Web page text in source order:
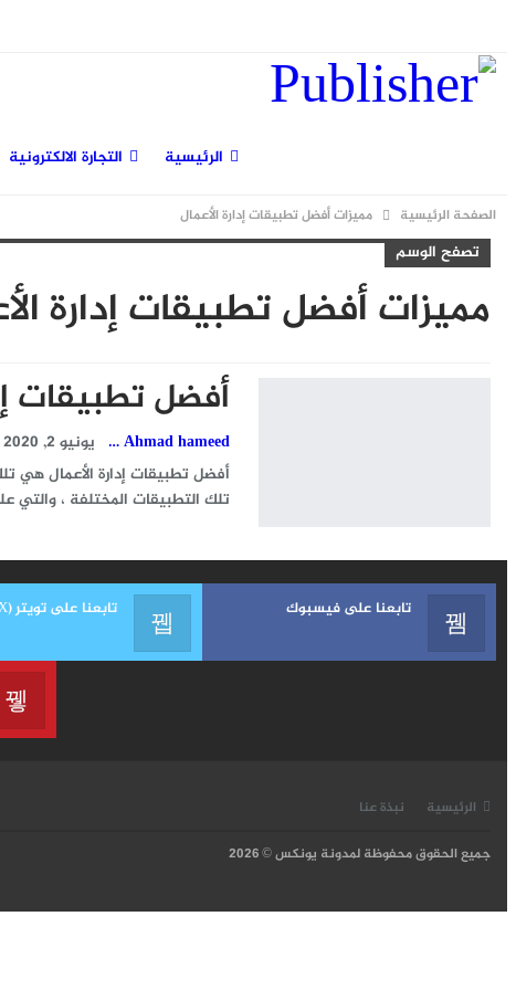
الرئيسية التجارة الالكترونية
الصفحة الرئيسية مميزات أفضل تطبيقات إدارة الأعمال
تصفح الوسم
مميزات أفضل تطبيقات إدارة
أفضل تطبيقات
Ahmad hameed يونيو 2, 2020
أفضل تطبيقات إدارة الأعمال هي
تلك التطبيقات المختلفة ، والتي
تابعنا على فيسبوك تابعنا على تويتر (X)
الرئيسية نبذة عنا
جميع الحقوق محفوظة لمدونة يونكس © 2026